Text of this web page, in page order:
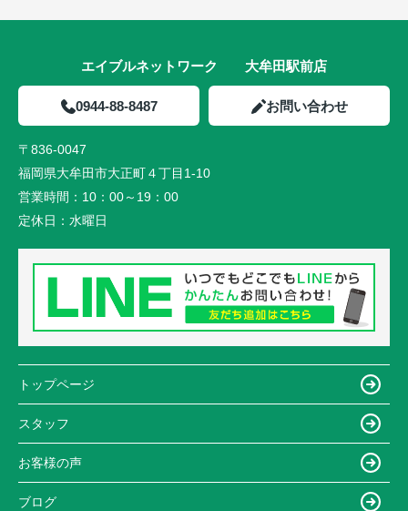
エイブルネットワーク 大牟田駅前店
0944-88-8487 お問い合わせ
〒836-0047
福岡県大牟田市大正町４丁目1-10
営業時間： 10：00～19：00
定休日： 水曜日
トップページ
スタッフ
お客様の声
ブログ